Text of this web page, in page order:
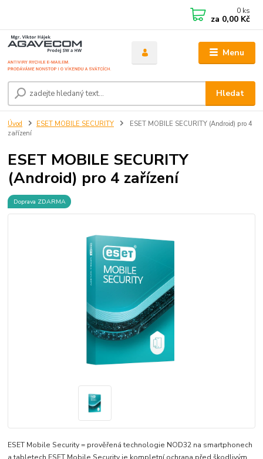
Menu
Hledat
0 ks
za 0,00 Kč
Úvod ESET MOBILE SECURITY
ESET MOBILE SECURITY (Android) pro 4
zařízení
ESET MOBILE SECURITY
(Android) pro 4 zařízení
Doprava ZDARMA
ESET Mobile Security = prověřená technologie NOD32 na smartphonech